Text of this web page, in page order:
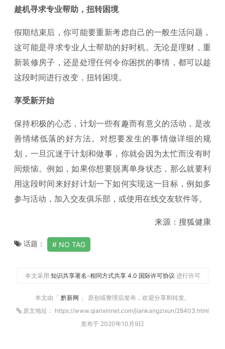
趁机寻求专业帮助，扭转困境
假期结束后，你可能要重新考虑自己的一般生活问题，
这可能是寻求专业人士帮助的好时机。无论是理财，重
新装修房子，还是处理任何令你困扰的事情，都可以趁
这段时间进行改变，扭转困境。
享受新开始
保持积极的心态，计划一些有趣而有意义的活动，是改
善情绪低落的好方法。对想要发生的事情做详细的规
划，一旦沉迷于计划和做事，你就会因为太忙而没有时
间烦恼。例如，如果你想要脱离单身状态，那么就要利
用这段时间来好好计划一下如何实现这一目标，例如多
参与活动，加入交友俱乐部，或使用在线交友软件等。
来源：搜狐健康
话题： NO TAG
本文采用 知识共享署名-相同方式共享 4.0 国际许可协议 进行许可
本文由「 黔新网 」 原创或整理后发布，欢迎分享和转发。
原文地址： https://www.qianxinnet.com/jiankangzixun/28403.html
发布于 2020年10月9日